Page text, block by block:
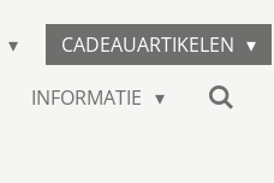
CADEAUARTIKELEN
INFORMATIE